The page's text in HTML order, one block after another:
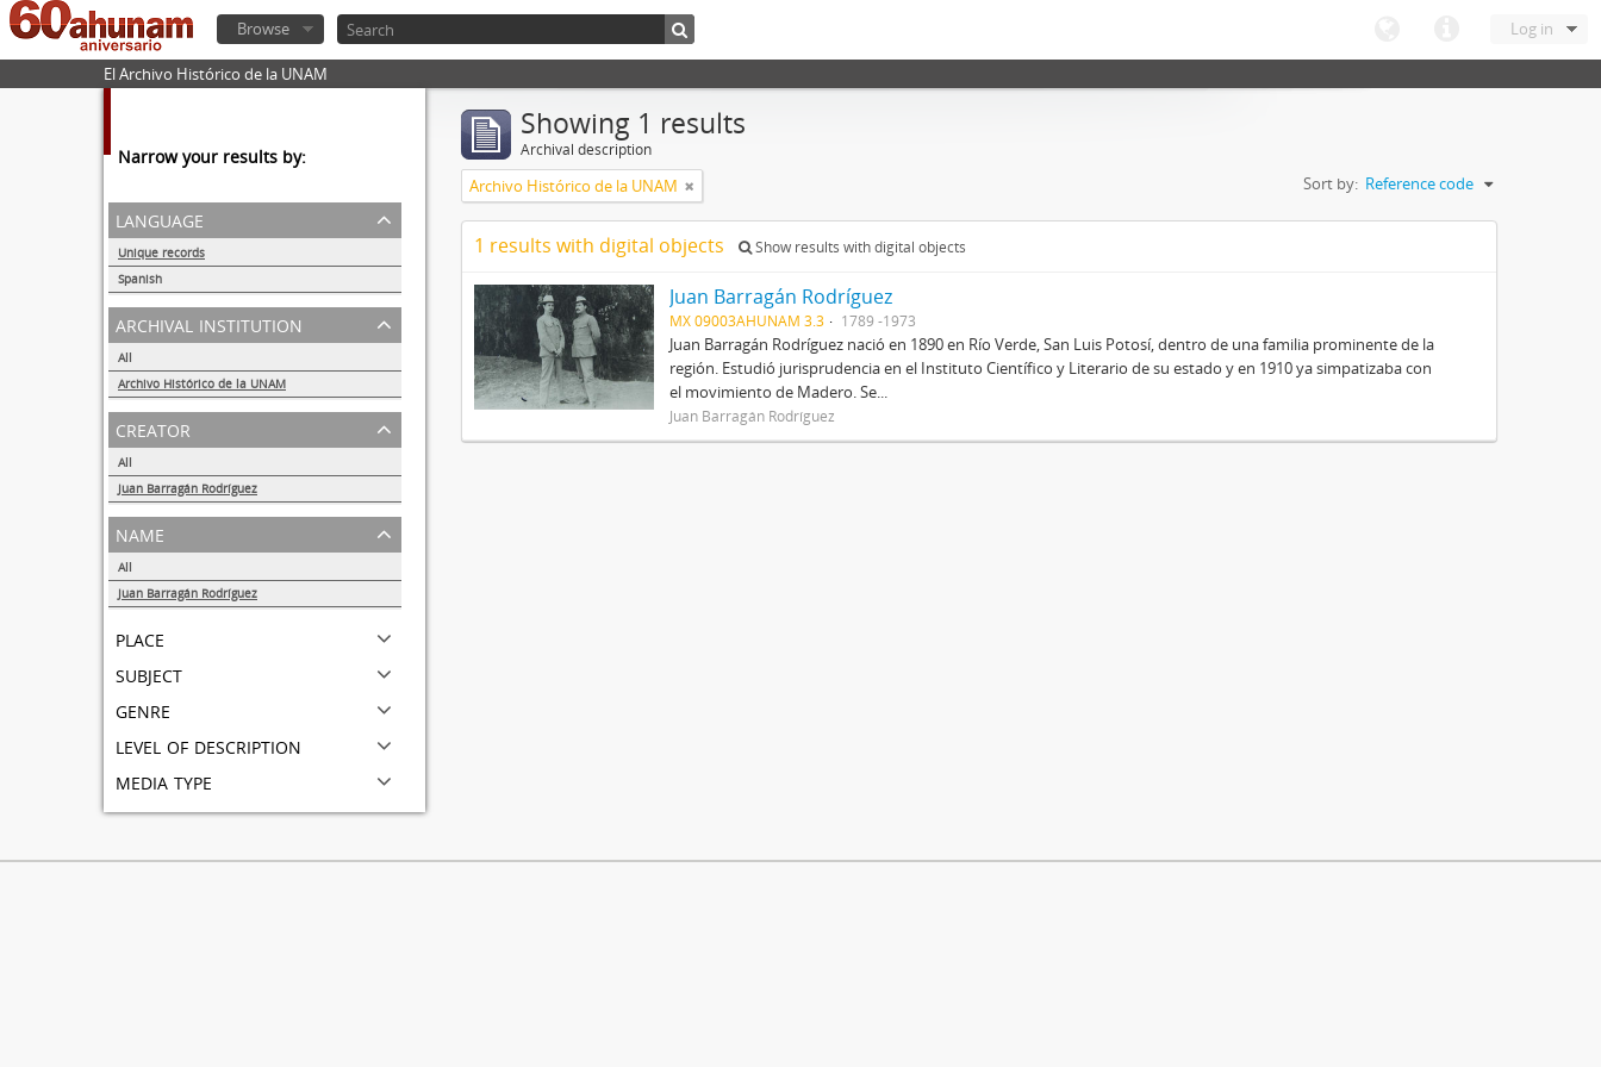
Log in
Browse
El Archivo Histórico de la UNAM
Narrow your results by:
language
Unique records
Spanish
1
archival institution
All
Archivo Histórico de la UNAM
1
creator
All
Juan Barragán Rodríguez
1
name
All
Juan Barragán Rodríguez
place
subject
genre
level of description
media type
Showing 1 results
Archival description
Archivo Histórico de la UNAM Sort by: Reference code
1 results with digital objects Show results with digital objects
Juan Barragán Rodríguez
MX 09003AHUNAM 3.3 1789 -1973
Juan Barragán Rodríguez nació en 1890 en Río Verde, San Luis Potosí, dentro de una familia prominente de la
región. Estudió jurisprudencia en el Instituto Científico y Literario de su estado y en 1910 ya simpatizaba con
el movimiento de Madero. Se...
Juan Barragán Rodríguez